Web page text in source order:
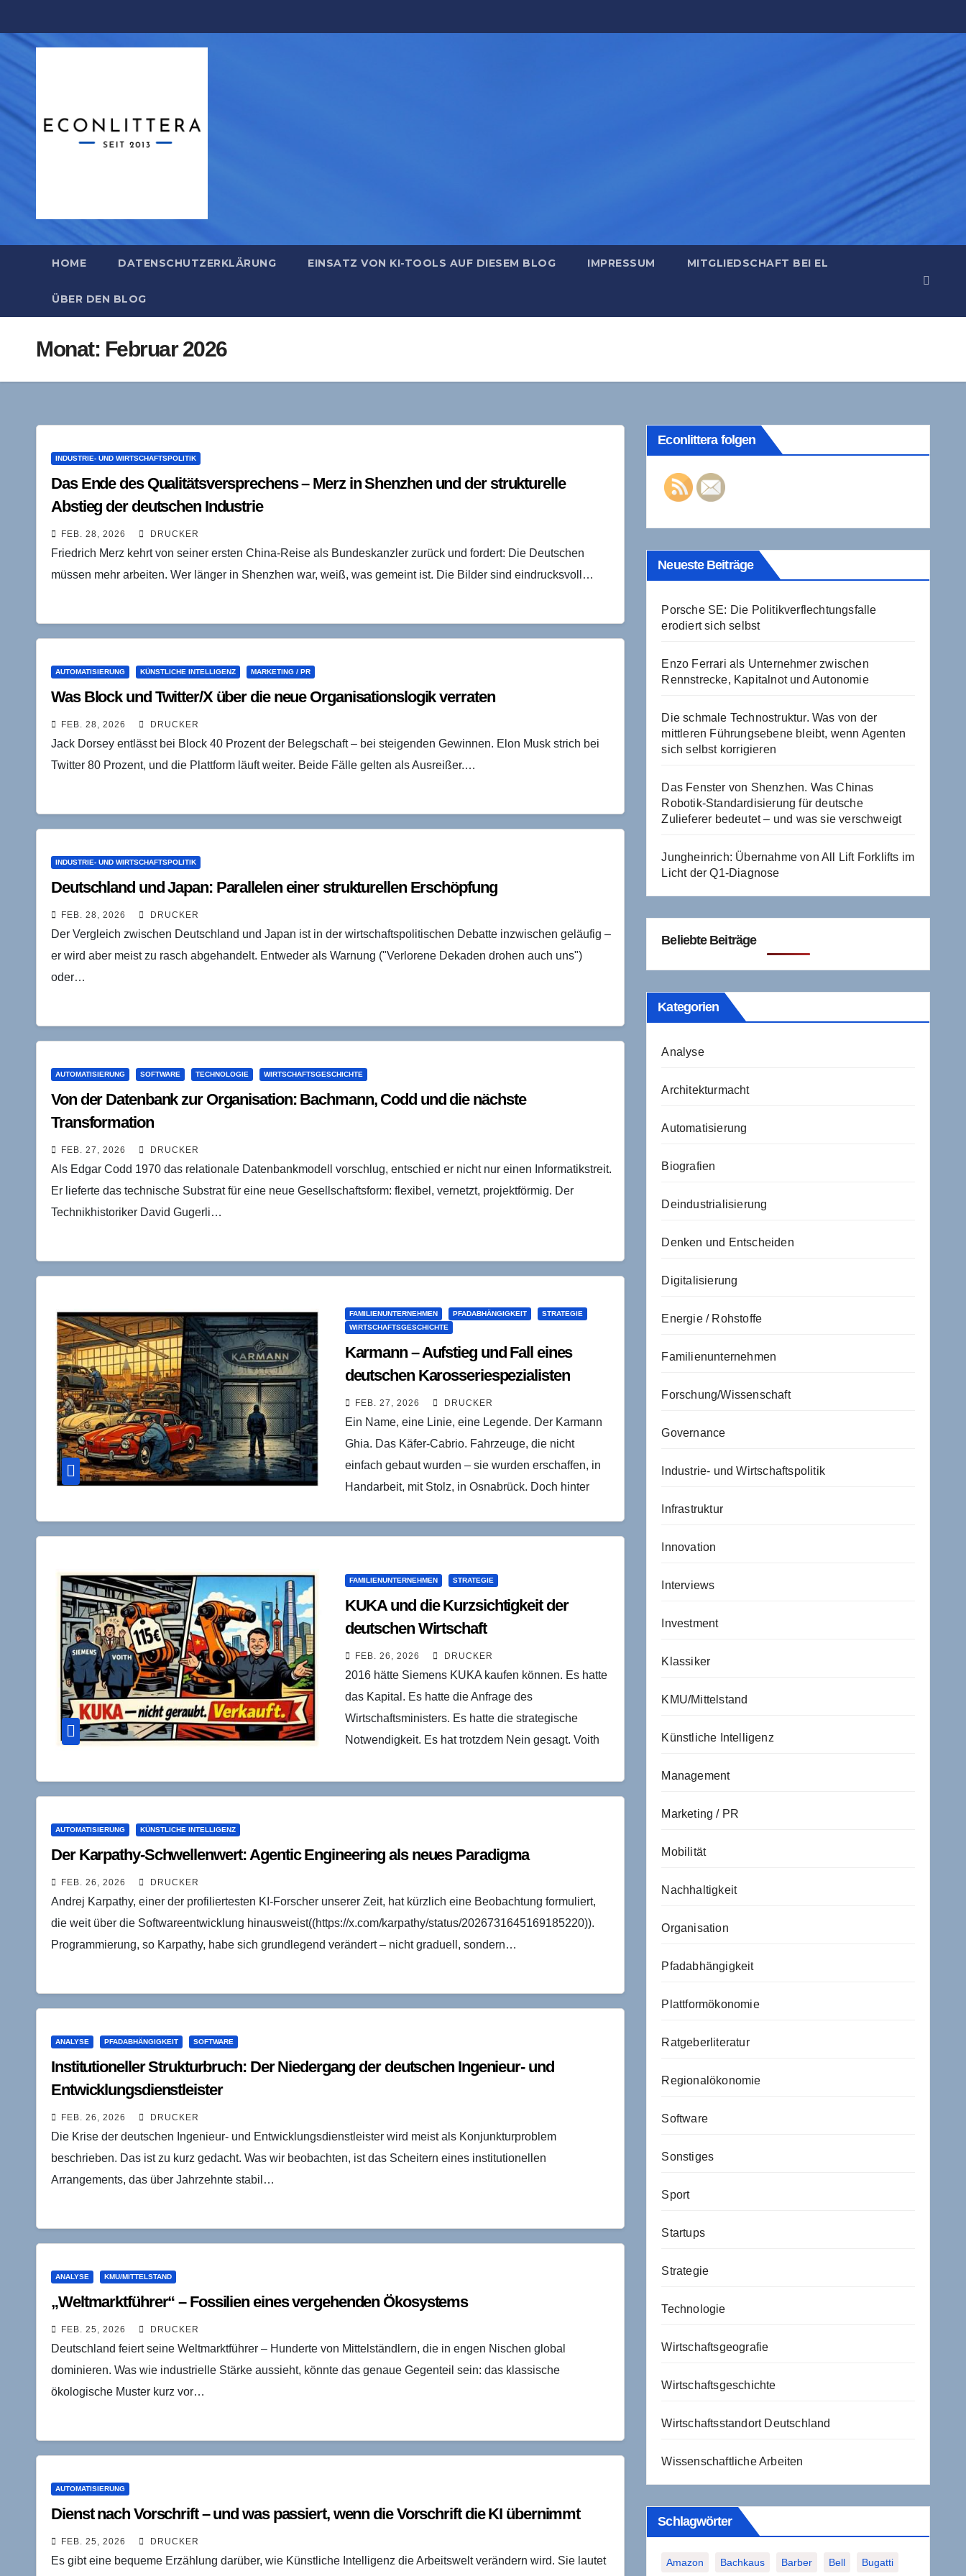
Inhalt
springen
HOME DATENSCHUTZERKLÄRUNG EINSATZ VON KI-TOOLS AUF DIESEM BLOG IMPRESSUM MITGLIEDSCHAFT BEI EL
ÜBER DEN BLOG
Monat: Februar 2026
INDUSTRIE- UND WIRTSCHAFTSPOLITIK
Das Ende des Qualitätsversprechens – Merz in Shenzhen und der strukturelle
Abstieg der deutschen Industrie
FEB. 28, 2026 DRUCKER
Friedrich Merz kehrt von seiner ersten China-Reise als Bundeskanzler zurück und fordert: Die Deutschen
müssen mehr arbeiten. Wer länger in Shenzhen war, weiß, was gemeint ist. Die Bilder sind eindrucksvoll…
AUTOMATISIERUNG KÜNSTLICHE INTELLIGENZ MARKETING / PR
Was Block und Twitter/X über die neue Organisationslogik verraten
FEB. 28, 2026 DRUCKER
Jack Dorsey entlässt bei Block 40 Prozent der Belegschaft – bei steigenden Gewinnen. Elon Musk strich bei
Twitter 80 Prozent, und die Plattform läuft weiter. Beide Fälle gelten als Ausreißer.…
INDUSTRIE- UND WIRTSCHAFTSPOLITIK
Deutschland und Japan: Parallelen einer strukturellen Erschöpfung
FEB. 28, 2026 DRUCKER
Der Vergleich zwischen Deutschland und Japan ist in der wirtschaftspolitischen Debatte inzwischen geläufig –
er wird aber meist zu rasch abgehandelt. Entweder als Warnung ("Verlorene Dekaden drohen auch uns")
oder…
AUTOMATISIERUNG SOFTWARE TECHNOLOGIE WIRTSCHAFTSGESCHICHTE
Von der Datenbank zur Organisation: Bachmann, Codd und die nächste
Transformation
FEB. 27, 2026 DRUCKER
Als Edgar Codd 1970 das relationale Datenbankmodell vorschlug, entschied er nicht nur einen Informatikstreit.
Er lieferte das technische Substrat für eine neue Gesellschaftsform: flexibel, vernetzt, projektförmig. Der
Technikhistoriker David Gugerli…
FAMILIENUNTERNEHMEN PFADABHÄNGIGKEIT
STRATEGIE
WIRTSCHAFTSGESCHICHTE
Karmann – Aufstieg und Fall eines
deutschen Karosseriespezialisten
FEB. 27, 2026 DRUCKER
Ein Name, eine Linie, eine Legende. Der Karmann
Ghia. Das Käfer-Cabrio. Fahrzeuge, die nicht
einfach gebaut wurden – sie wurden erschaffen, in
Handarbeit, mit Stolz, in Osnabrück. Doch hinter
FAMILIENUNTERNEHMEN STRATEGIE
KUKA und die Kurzsichtigkeit der
deutschen Wirtschaft
FEB. 26, 2026 DRUCKER
2016 hätte Siemens KUKA kaufen können. Es hatte
das Kapital. Es hatte die Anfrage des
Wirtschaftsministers. Es hatte die strategische
Notwendigkeit. Es hat trotzdem Nein gesagt. Voith
AUTOMATISIERUNG KÜNSTLICHE INTELLIGENZ
Der Karpathy-Schwellenwert: Agentic Engineering als neues Paradigma
FEB. 26, 2026 DRUCKER
Andrej Karpathy, einer der profiliertesten KI-Forscher unserer Zeit, hat kürzlich eine Beobachtung formuliert,
die weit über die Softwareentwicklung hinausweist((https://x.com/karpathy/status/2026731645169185220)).
Programmierung, so Karpathy, habe sich grundlegend verändert – nicht graduell, sondern…
ANALYSE PFADABHÄNGIGKEIT SOFTWARE
Institutioneller Strukturbruch: Der Niedergang der deutschen Ingenieur- und
Entwicklungsdienstleister
FEB. 26, 2026 DRUCKER
Die Krise der deutschen Ingenieur- und Entwicklungsdienstleister wird meist als Konjunkturproblem
beschrieben. Das ist zu kurz gedacht. Was wir beobachten, ist das Scheitern eines institutionellen
Arrangements, das über Jahrzehnte stabil…
ANALYSE KMU/MITTELSTAND
„Weltmarktführer“ – Fossilien eines vergehenden Ökosystems
FEB. 25, 2026 DRUCKER
Deutschland feiert seine Weltmarktführer – Hunderte von Mittelständlern, die in engen Nischen global
dominieren. Was wie industrielle Stärke aussieht, könnte das genaue Gegenteil sein: das klassische
ökologische Muster kurz vor…
AUTOMATISIERUNG
Dienst nach Vorschrift – und was passiert, wenn die Vorschrift die KI übernimmt
FEB. 25, 2026 DRUCKER
Es gibt eine bequeme Erzählung darüber, wie Künstliche Intelligenz die Arbeitswelt verändern wird. Sie lautet
Econlittera folgen
Neueste Beiträge
Porsche SE: Die Politikverflechtungsfalle
erodiert sich selbst
Enzo Ferrari als Unternehmer zwischen
Rennstrecke, Kapitalnot und Autonomie
Die schmale Technostruktur. Was von der
mittleren Führungsebene bleibt, wenn Agenten
sich selbst korrigieren
Das Fenster von Shenzhen. Was Chinas
Robotik-Standardisierung für deutsche
Zulieferer bedeutet – und was sie verschweigt
Jungheinrich: Übernahme von All Lift Forklifts im
Licht der Q1-Diagnose
Beliebte Beiträge
Kategorien
Analyse
Architekturmacht
Automatisierung
Biografien
Deindustrialisierung
Denken und Entscheiden
Digitalisierung
Energie / Rohstoffe
Familienunternehmen
Forschung/Wissenschaft
Governance
Industrie- und Wirtschaftspolitik
Infrastruktur
Innovation
Interviews
Investment
Klassiker
KMU/Mittelstand
Künstliche Intelligenz
Management
Marketing / PR
Mobilität
Nachhaltigkeit
Organisation
Pfadabhängigkeit
Plattformökonomie
Ratgeberliteratur
Regionalökonomie
Software
Sonstiges
Sport
Startups
Strategie
Technologie
Wirtschaftsgeografie
Wirtschaftsgeschichte
Wirtschaftsstandort Deutschland
Wissenschaftliche Arbeiten
Schlagwörter
Amazon Bachkaus Barber Bell Bugatti